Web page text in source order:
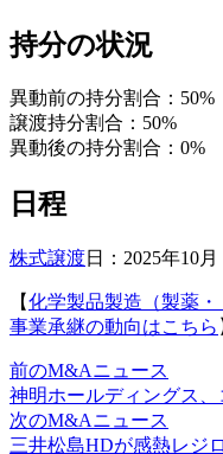
持分の状況
異動前の持分割合：50%
譲渡持分割合：50%
異動後の持分割合：0%
日程
株式譲渡日：2025年10月
【化学製品製造（製薬
事業承継の動向はこちら
前のM&Aニュース
神明ホールディングス
次のM&Aニュース
三井松島HDが感熱レジ